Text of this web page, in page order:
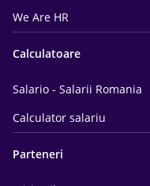
We Are HR
Calculatoare
Salario - Salarii Romania
Calculator salariu
Parteneri